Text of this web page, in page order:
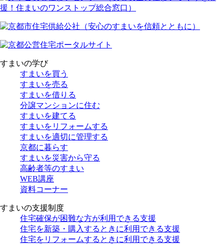
すまいの学び
すまいを買う
すまいを売る
すまいを借りる
分譲マンションに住む
すまいを建てる
すまいをリフォームする
すまいを適切に管理する
京都に暮らす
すまいを災害から守る
高齢者等のすまい
WEB講座
資料コーナー
すまいの支援制度
住宅確保が困難な方が利用できる支援
住宅を新築・購入するときに利用できる支援
住宅をリフォームするときに利用できる支援